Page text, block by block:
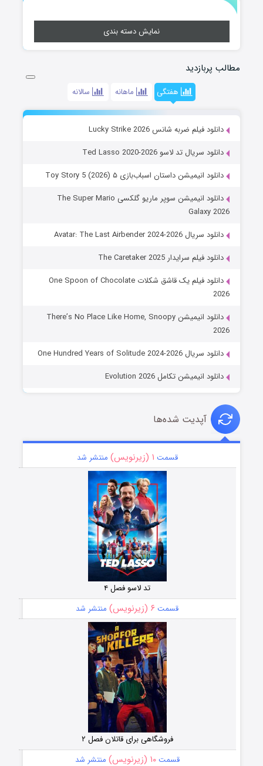
نمایش دسته بندی
مطالب پربازدید
هفتگی ماهانه سالانه
دانلود فیلم ضربه شانس Lucky Strike 2026
دانلود سریال تد لاسو Ted Lasso 2020-2026
دانلود انیمیشن داستان اسباب‌بازی ۵ Toy Story 5 (2026)
دانلود انیمیشن سوپر ماریو گلکسی The Super Mario
Galaxy 2026
دانلود سریال Avatar: The Last Airbender 2024-2026
دانلود فیلم سرایدار The Caretaker 2025
دانلود فیلم یک قاشق شکلات One Spoon of Chocolate
2026
دانلود انیمیشن There’s No Place Like Home, Snoopy
2026
دانلود سریال One Hundred Years of Solitude 2024-2026
دانلود انیمیشن تکامل Evolution 2026
آپدیت شده‌ها
قسمت ۱ (زیرنویس) منتشر شد
تد لاسو فصل ۴
قسمت ۶ (زیرنویس) منتشر شد
فروشگاهی برای قاتلان فصل ۲
قسمت۱۰ (زیرنویس) منتشر شد